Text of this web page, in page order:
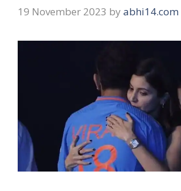
19 November 2023 by abhi14.com